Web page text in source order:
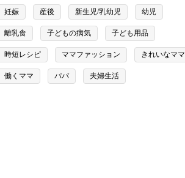
妊娠 産後 新生児/乳幼児 幼児
離乳食 子どもの病気 子ども用品
時短レシピ ママファッション きれいなママ
働くママ パパ 夫婦生活